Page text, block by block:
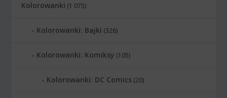
Kolorowanki (1 075)
Kolorowanki: Bajki (326)
Kolorowanki: Komiksy (105)
Kolorowanki: DC Comics (20)